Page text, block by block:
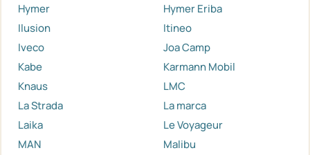
Hymer
Hymer Eriba
Ilusion
Itineo
Iveco
Joa Camp
Kabe
Karmann Mobil
Knaus
LMC
La Strada
La marca
Laika
Le Voyageur
MAN
Malibu